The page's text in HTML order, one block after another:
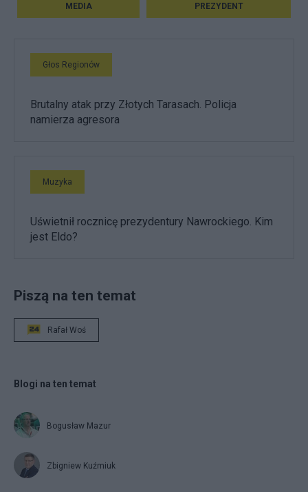
MEDIA PREZYDENT
Głos Regionów
Brutalny atak przy Złotych Tarasach. Policja
namierza agresora
Muzyka
Uświetnił rocznicę prezydentury Nawrockiego. Kim
jest Eldo?
Piszą na ten temat
Rafał Woś
Blogi na ten temat
Bogusław Mazur
Zbigniew Kuźmiuk